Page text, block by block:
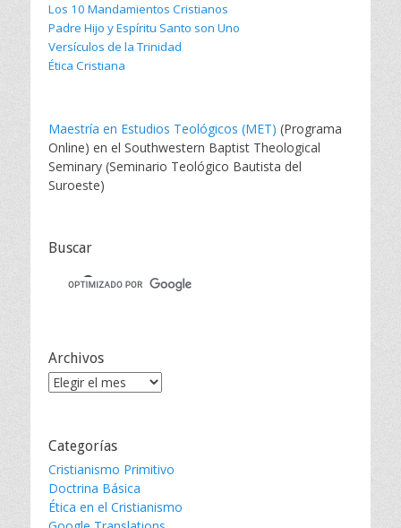
Los 10 Mandamientos Cristianos
Padre Hijo y Espíritu Santo son Uno
Versículos de la Trinidad
Ética Cristiana
Maestría en Estudios Teológicos (MET) (Programa
Online) en el Southwestern Baptist Theological
Seminary (Seminario Teológico Bautista del
Suroeste)
Buscar
Archivos
Archivos
Categorías
Cristianismo Primitivo
Doctrina Básica
Ética en el Cristianismo